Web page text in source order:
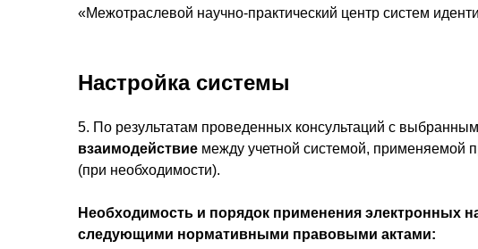
«Межотраслевой научно-практический центр систем
Настройка системы
5. По результатам проведенных консультаций с
взаимодействие между учетной системой, применяемой
(при необходимости).
Необходимость и порядок применения электронных
следующими нормативными правовыми актами: